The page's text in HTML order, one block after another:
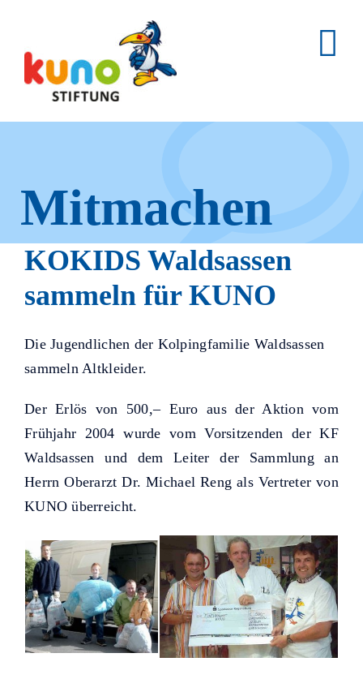
content
Mitmachen
und helfen.
Hier erfahren Sie, wie fleißige
Helfer KUNO bisher unterstützt
KOKIDS Waldsassen
sammeln für KUNO
Die Jugendlichen der Kolpingfamilie Waldsassen
sammeln Altkleider.
Der Erlös von 500,– Euro aus der Aktion vom
Frühjahr 2004 wurde vom Vorsitzenden der KF
Waldsassen und dem Leiter der Sammlung an
Herrn Oberarzt Dr. Michael Reng als Vertreter von
KUNO überreicht.